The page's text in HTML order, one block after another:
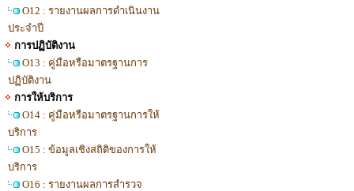
O12 : รายงานผลการดำเนินงาน
ประจำปี
การปฏิบัติงาน
O13 : คู่มือหรือมาตรฐานการ
ปฏิบัติงาน
การให้บริการ
O14 : คู่มือหรือมาตรฐานการให้
บริการ
O15 : ข้อมูลเชิงสถิติของการให้
บริการ
O16 : รายงานผลการสำรวจ